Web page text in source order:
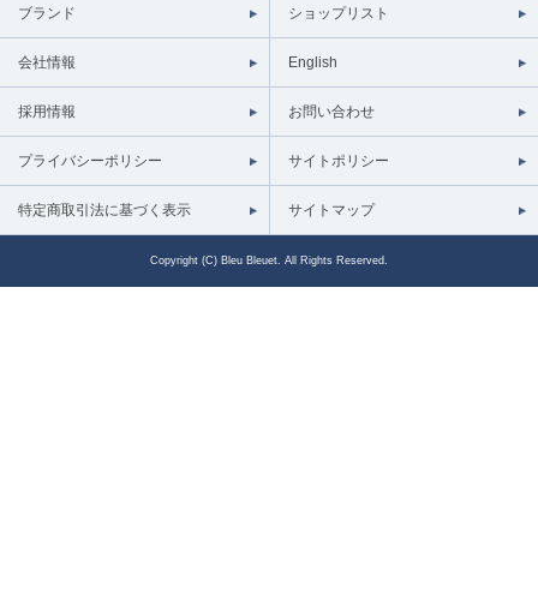
ブランド ショップリスト
会社情報 English
採用情報 お問い合わせ
プライバシーポリシー サイトポリシー
特定商取引法に基づく表示 サイトマップ
Copyright (C) Bleu Bleuet. All Rights Reserved.